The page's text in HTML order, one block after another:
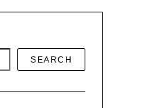
SEARCH